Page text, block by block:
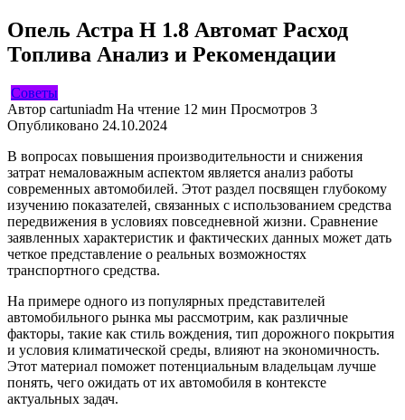
Опель Астра H 1.8 Автомат Расход
Топлива Анализ и Рекомендации
Советы
Автор cartuniadm На чтение 12 мин Просмотров 3
Опубликовано 24.10.2024
В вопросах повышения производительности и снижения
затрат немаловажным аспектом является анализ работы
современных автомобилей. Этот раздел посвящен глубокому
изучению показателей, связанных с использованием средства
передвижения в условиях повседневной жизни. Сравнение
заявленных характеристик и фактических данных может дать
четкое представление о реальных возможностях
транспортного средства.
На примере одного из популярных представителей
автомобильного рынка мы рассмотрим, как различные
факторы, такие как стиль вождения, тип дорожного покрытия
и условия климатической среды, влияют на экономичность.
Этот материал поможет потенциальным владельцам лучше
понять, чего ожидать от их автомобиля в контексте
актуальных задач.